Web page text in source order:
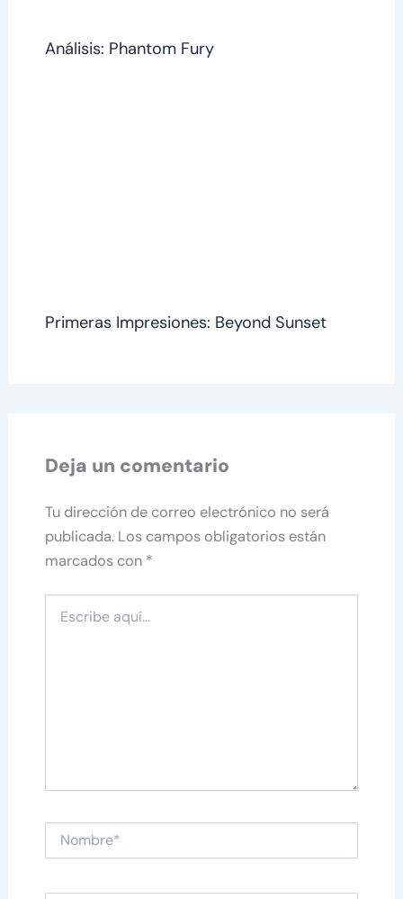
Análisis: Phantom Fury
Primeras Impresiones: Beyond Sunset
Deja un comentario
Tu dirección de correo electrónico no será
publicada. Los campos obligatorios están
marcados con *
aquí...
Nombre*